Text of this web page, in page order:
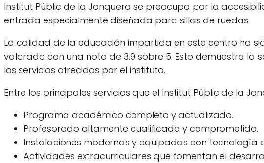
Institut Públic de la Jonquera se preocupa por la
entrada especialmente diseñada para sillas de ruedas.
La calidad de la educación impartida en este centro ha
valorado con una nota de 3.9 sobre 5. Esto demuestra la
los servicios ofrecidos por el instituto.
Entre los principales servicios que el Institut Públic de la
Programa académico completo y actualizado.
Profesorado altamente cualificado y comprometido.
Instalaciones modernas y equipadas con tecnología
Actividades extracurriculares que fomentan el